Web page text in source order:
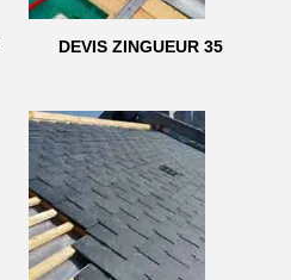
DEVIS ZINGUEUR 35